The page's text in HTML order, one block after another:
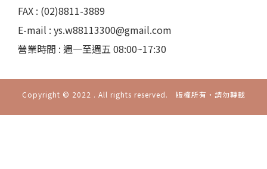
FAX : (02)8811-3889
E-mail : ys.w88113300@gmail.com
營業時間 : 週一至週五 08:00~17:30
Copyright © 2022 . All rights reserved. 版權所有‧請勿轉載